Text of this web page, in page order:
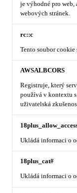
je výhodné pro
webových stránek.
rc::c
Tento soubor
AWSALBCORS
Registruje, který
používá v kontextu
uživatelská
Ukládá informaci o
18plus_cat#
Ukládá informaci o